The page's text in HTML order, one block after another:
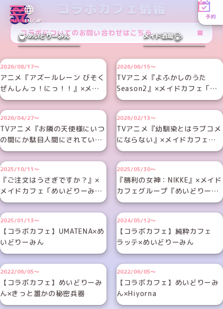
MENUEN／JP
予約
めいどりーみん メイド酒場
コラボカフェ情報
コラボについてのお問い合わせはこちら
2026/08/17～
アニメ『アズールレーン びそく
ぜんしんっ！にっ！！』×メイ
ドカフェ「めいどりーみん」の
コラボカフェが8月17日（月）
より開催決定！
2026/06/15～
TVアニメ『よふかしのうた
Season2』×メイドカフェ「め
いどりーみん」のコラボカフェ
が6月15日（月）より開催決定
2026/04/27～
TVアニメ『お隣の天使様にいつ
の間にか駄目人間にされていた
件2』×メイドカフェ「めいど
りーみん」のコラボカフェが4
月27日（月）より開催！
2026/02/13～
TVアニメ『幼馴染とはラブコメ
にならない』×メイドカフェ
「めいどりーみん」のコラボカ
フェが2月13日（金）より開
催！
2025/10/11～
『ご注文はうさぎですか？』×
メイドカフェ「めいどりーみ
ん」のコラボカフェが10月11
日（土）より開催！
2025/05/30～
『勝利の女神：NIKKE』×メイド
カフェグループ『めいどりーみ
ん』のコラボカフェが開催決
定！
2025/01/13～
【コラボカフェ】UMATENA×め
いどりーみん
2024/05/12～
【コラボカフェ】純粋カフェ
ラッテ×めいどりーみん
2022/06/05～
【コラボカフェ】めいどりーみ
ん×きっと誰かの秘密兵器
2022/06/05～
【コラボカフェ】めいどりーみ
ん×Hiyorna